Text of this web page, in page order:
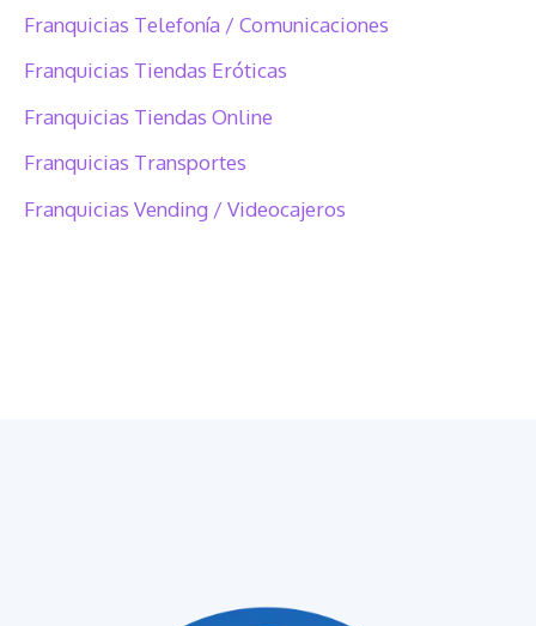
Franquicias Telefonía / Comunicaciones
Franquicias Tiendas Eróticas
Franquicias Tiendas Online
Franquicias Transportes
Franquicias Vending / Videocajeros